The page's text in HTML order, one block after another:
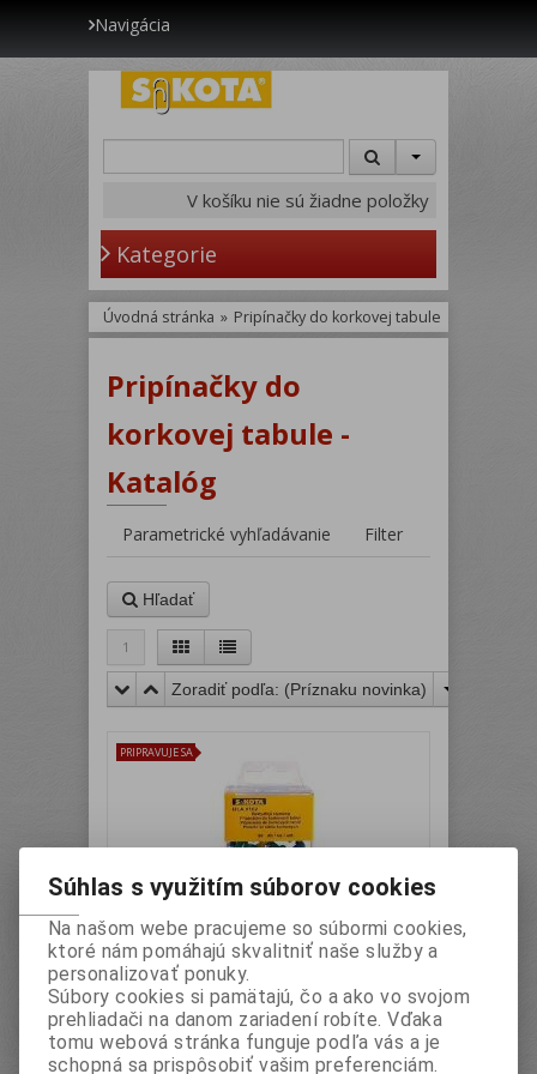
Navigácia
V košíku nie sú žiadne položky
Kategorie
Úvodná stránka » Pripínačky do korkovej tabule
Pripínačky do
korkovej tabule -
Katalóg
Parametrické vyhľadávanie Filter
Hľadať
1
Zoradiť podľa: (Príznaku novinka)
PRIPRAVUJE SA
Pripínačky do korkových tabúľ 30ks
Katalógové číslo:
HLA0162
Záruka (mesiacov): 24
Termín dodania (dni): 2
Hmotnosť:0,042 kg Počet v balení: 12
balenie
Súhlas s využitím súborov cookies
Na našom webe pracujeme so súbormi cookies,
ktoré nám pomáhajú skvalitniť naše služby a
personalizovať ponuky.
Súbory cookies si pamätajú, čo a ako vo svojom
prehliadači na danom zariadení robíte. Vďaka
tomu webová stránka funguje podľa vás a je
schopná sa prispôsobiť vašim preferenciám.